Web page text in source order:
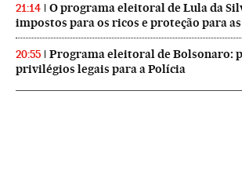
21:14
O programa eleitoral de Lula da
impostos para os ricos e proteção para
20:55
Programa eleitoral de Bolsonaro:
privilégios legais para a Polícia